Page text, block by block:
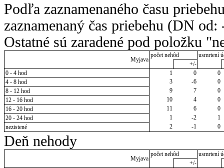
Podľa zaznamenaného času
zaznamenaný čas priebehu (DN
Ostatné sú zaradené pod položku
Myjava
počet nehôd
usmrtení
+/-
0 - 4 hod
1 0
0
4 - 8 hod
3 -6
0
8 - 12 hod
9 7
0
12 - 16 hod
10 4
0
16 - 20 hod
11 6
0
20 - 24 hod
1 -2
1
nezistené
2 -1 0
Deň nehody
Myjava
počet nehôd
usmrtení
+/-